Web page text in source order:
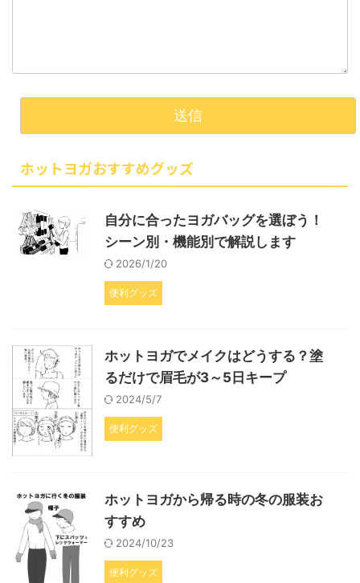
ホットヨガおすすめグッズ
自分に合ったヨガバッグを選ぼう！
シーン別・機能別で解説します
2026/1/20
便利グッズ
ホットヨガでメイクはどうする？塗
るだけで眉毛が3～5日キープ
2024/5/7
便利グッズ
ホットヨガから帰る時の冬の服装お
すすめ
2024/10/23
便利グッズ